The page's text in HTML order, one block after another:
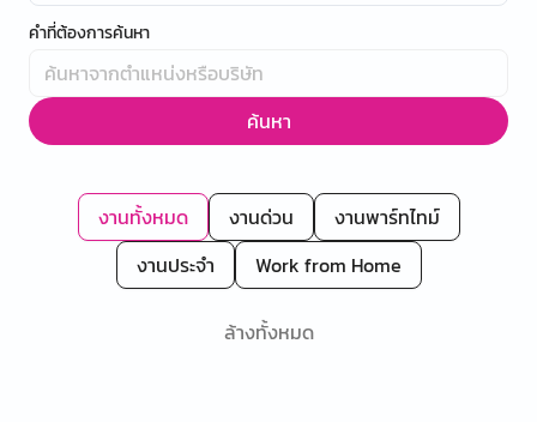
คำที่ต้องการค้นหา
ค้นหา
งานทั้งหมด งานด่วน
งานพาร์ทไทม์
งานประจำ
Work from Home
ล้างทั้งหมด